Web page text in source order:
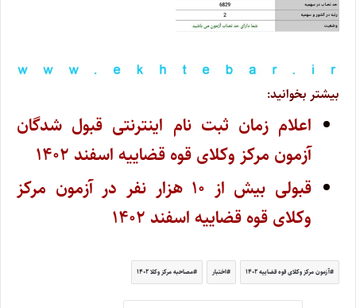
بیشتر بخوانید:
اعلام زمان ثبت نام اینترنتی قبول‌ شدگان
آزمون مرکز وکلای قوه قضاییه اسفند ۱۴۰۲
قبولی بیش از ۱۰ هزار نفر در آزمون مرکز
وکلای قوه قضاییه اسفند ۱۴۰۲
آزمون مرکز وکلای قوه قضاییه ۱۴۰۲ اختبار مصاحبه مرکز وکلا ۱۴۰۲